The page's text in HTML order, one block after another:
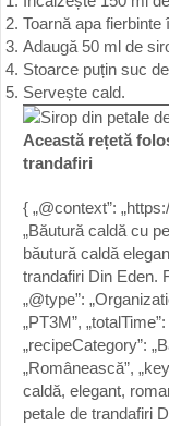
Toarnă apa fierbinte
Adaugă 50 ml de
Stoarce puțin suc
Servește cald.
Această rețetă
trandafiri
{ „@context”:
„Băutură caldă cu
băutură caldă
trandafiri Din Eden.
„@type”:
„PT3M”,
„recipeCategory”:
„Românească”,
caldă, elegant,
petale de trandafiri